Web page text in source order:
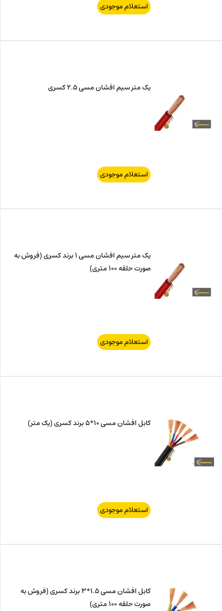
استعلام موجودی
یک متر سیم افشان مسی 2.5 کسری
استعلام موجودی
یک متر سیم افشان مسی 1 برند کسری (فروش به
صورت حلقه 100 متری)
استعلام موجودی
کابل افشان مسی 10*5 برند کسری (یک متر)
استعلام موجودی
کابل افشان مسی 1.5*3 برند کسری (فروش به
صورت حلقه 100 متری)